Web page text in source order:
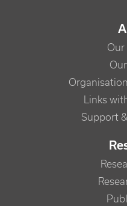
NAVIGATION
Our
Links
Support